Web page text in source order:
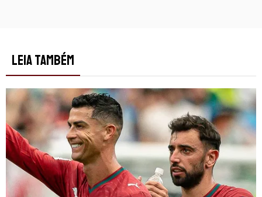
LEIA TAMBÉM